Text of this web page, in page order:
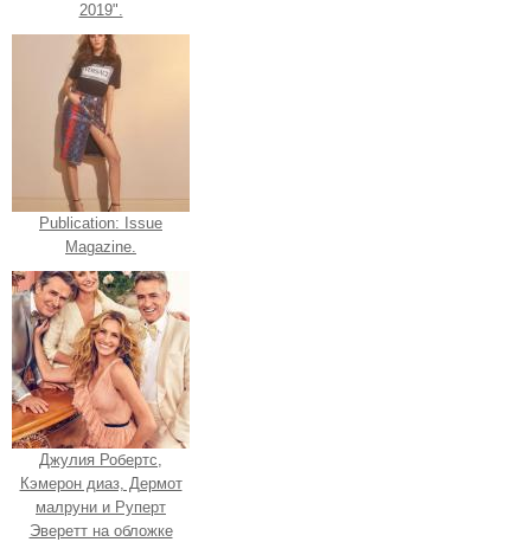
2019".
Publication: Issue
Magazine.
Джулия Робертс,
Кэмерон диаз, Дермот
малруни и Руперт
Эверетт на обложке